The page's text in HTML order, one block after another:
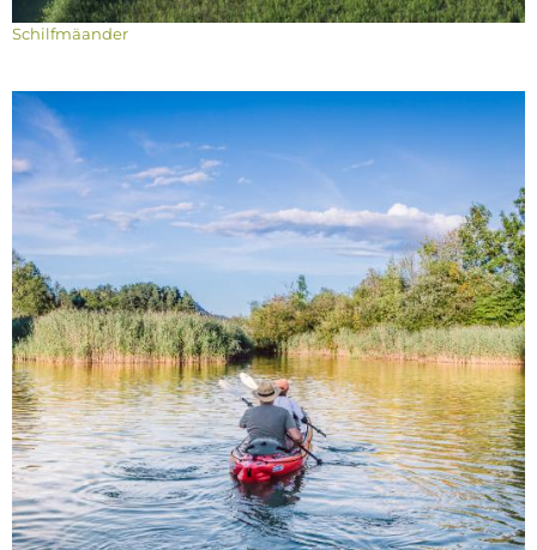
Schilfmäander